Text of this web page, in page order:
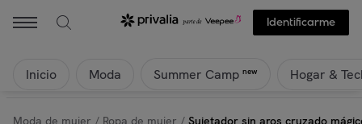
Identificarme
Inicio Moda Summer Camp new Hogar &
Moda de mujer / Ropa de mujer / Sujetador sin aros cruzado